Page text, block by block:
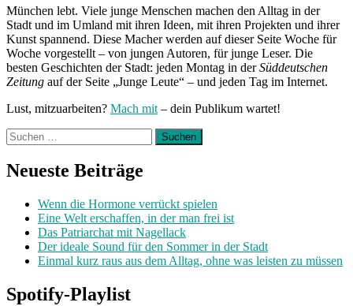
München lebt. Viele junge Menschen machen den Alltag in der
Stadt und im Umland mit ihren Ideen, mit ihren Projekten und ihrer
Kunst spannend. Diese Macher werden auf dieser Seite Woche für
Woche vorgestellt – von jungen Autoren, für junge Leser. Die
besten Geschichten der Stadt: jeden Montag in derSüddeutschen
Zeitung auf der Seite „Junge Leute“ – und jeden Tag im Internet.
Lust, mitzuarbeiten? Mach mit – dein Publikum wartet!
Suchen
nach:
Neueste Beiträge
Wenn die Hormone verrückt spielen
Eine Welt erschaffen, in der man frei ist
Das Patriarchat mit Nagellack
Der ideale Sound für den Sommer in der Stadt
Einmal kurz raus aus dem Alltag, ohne was leisten zu müssen
Spotify-Playlist